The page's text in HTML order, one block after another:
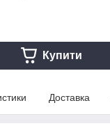
Купити
Доставка